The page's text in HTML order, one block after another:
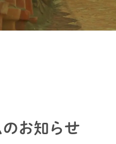
お知らせ